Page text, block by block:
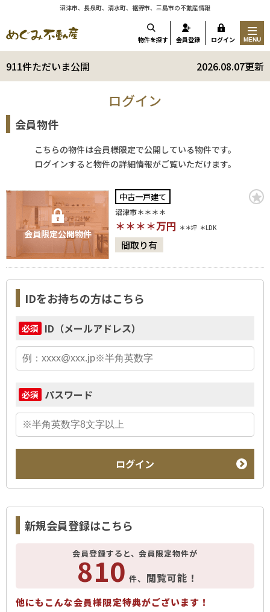
沼津市、長泉町、清水町、裾野市、三島市の不動産情報
911件ただいま公開 2026.08.07更新
物件を探す 会員登録 ログイン MENU
ログイン
会員物件
こちらの物件は会員様限定で公開している物件です。
ログインすると物件の詳細情報がご覧いただけます。
会員限定公開物件
中古一戸建て
沼津市＊＊＊＊
＊＊＊＊万円 ＊＊坪 ＊LDK
間取り有
IDをお持ちの方はこちら
必須 ID（メールアドレス）
必須 パスワード
ログイン
新規会員登録はこちら
会員登録すると、会員限定物件が
810 件、 閲覧可能！
他にもこんな会員様限定特典がございます！